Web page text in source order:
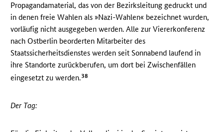
Propagandamaterial, das von der Bezirksleitung gedruckt und
in denen freie Wahlen als »Nazi-Wahlen« bezeichnet wurden,
vorläufig nicht ausgegeben werden. Alle zur Viererkonferenz
nach Ostberlin beorderten Mitarbeiter des
Staatssicherheitsdienstes werden seit Sonnabend laufend in
ihre Standorte zurückberufen, um dort bei Zwischenfällen
eingesetzt zu werden.38
Der Tag: